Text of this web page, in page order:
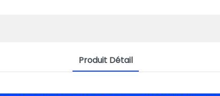
Produit Détail